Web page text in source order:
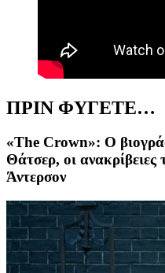
ΠΡΙΝ ΦΥΓΕΤΕ…
«The Crown»: Ο
Θάτσερ, οι ανακρίβειες
Άντερσον